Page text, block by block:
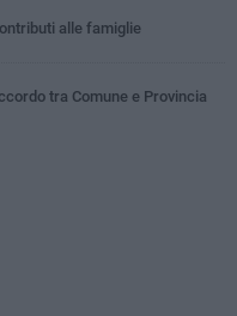
alle famiglie
tra Comune e Provincia